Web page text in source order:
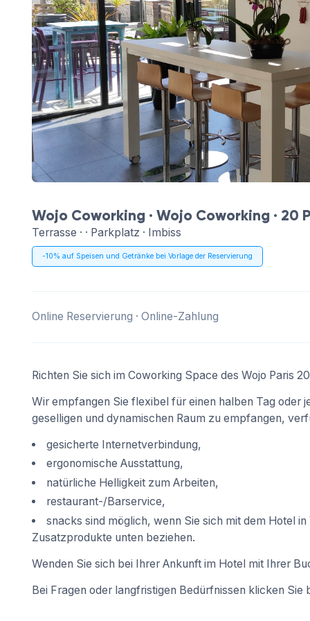
Wojo Coworking · Wojo Coworking· 20
Terrasse · · Parkplatz · Imbiss
-10% auf Speisen und Getränke bei Vorlage der Reservierung
Online Reservierung · Online-Zahlung
Richten Sie sich im Coworking Space des Wojo Paris
Wir empfangen Sie flexibel für einen halben Tag oder
geselligen und dynamischen Raum zu empfangen,
gesicherte Internetverbindung,
ergonomische Ausstattung,
natürliche Helligkeit zum Arbeiten,
restaurant-/Barservice,
snacks sind möglich, wenn Sie sich mit dem Hotel
Zusatzprodukte unten beziehen.
Wenden Sie sich bei Ihrer Ankunft im Hotel mit Ihrer
Bei Fragen oder langfristigen Bedürfnissen klicken Sie